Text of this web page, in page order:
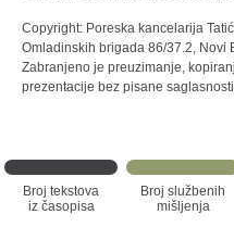
Copyright: Poreska kancelarija Tatić
Omladinskih brigada 86/37.2, Novi
Zabranjeno je preuzimanje,
prezentacije bez pisane
Broj tekstova
iz časopisa
Broj službenih
mišljenja